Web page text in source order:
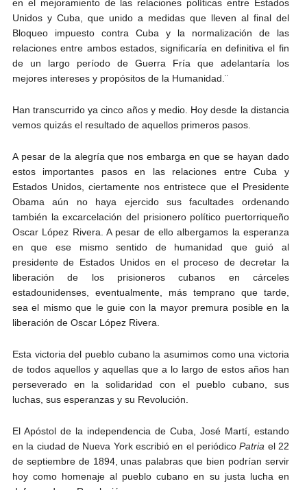
en el mejoramiento de las relaciones políticas entre Estados
Unidos y Cuba, que unido a medidas que lleven al final del
Bloqueo impuesto contra Cuba y la normalización de las
relaciones entre ambos estados, significaría en definitiva el fin
de un largo período de Guerra Fría que adelantaría los
mejores intereses y propósitos de la Humanidad.¨
Han transcurrido ya cinco años y medio. Hoy desde la distancia
vemos quizás el resultado de aquellos primeros pasos.
A pesar de la alegría que nos embarga en que se hayan dado
estos importantes pasos en las relaciones entre Cuba y
Estados Unidos, ciertamente nos entristece que el Presidente
Obama aún no haya ejercido sus facultades ordenando
también la excarcelación del prisionero político puertorriqueño
Oscar López Rivera. A pesar de ello albergamos la esperanza
en que ese mismo sentido de humanidad que guió al
presidente de Estados Unidos en el proceso de decretar la
liberación de los prisioneros cubanos en cárceles
estadounidenses, eventualmente, más temprano que tarde,
sea el mismo que le guie con la mayor premura posible en la
liberación de Oscar López Rivera.
Esta victoria del pueblo cubano la asumimos como una victoria
de todos aquellos y aquellas que a lo largo de estos años han
perseverado en la solidaridad con el pueblo cubano, sus
luchas, sus esperanzas y su Revolución.
El Apóstol de la independencia de Cuba, José Martí, estando
en la ciudad de Nueva York escribió en el periódicoPatria el 22
de septiembre de 1894, unas palabras que bien podrían servir
hoy como homenaje al pueblo cubano en su justa lucha en